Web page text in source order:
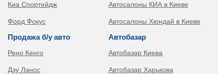
Киа Спортейдж
Форд Фокус
Продажа б/у авто
Рено Кенго
Дэу Ланос
Автосалоны КИА в Киеве
Автосалоны Хюндай в Киеве
Автобазар
Автобазар Киева
Автобазар Харькова